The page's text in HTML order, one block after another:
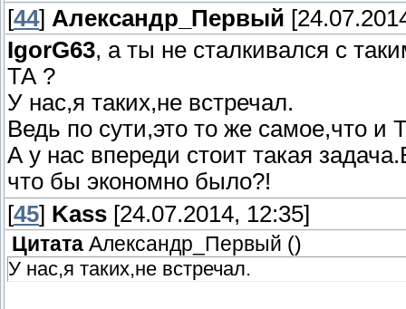
[44] Александр_Первый
IgorG63, а ты не сталкивался с
ТА ?
У нас,я таких,не встречал.
Ведь по сути,это то же самое,что и
А у нас впереди стоит такая
что бы экономно было?!
[45] Kass [24.07.2014, 12:35]
Цитата Александр_Первый ()
У нас,я таких,не встречал.